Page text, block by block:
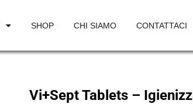
SHOP CHI SIAMO CONTATTACI
Vi+Sept Tablets –